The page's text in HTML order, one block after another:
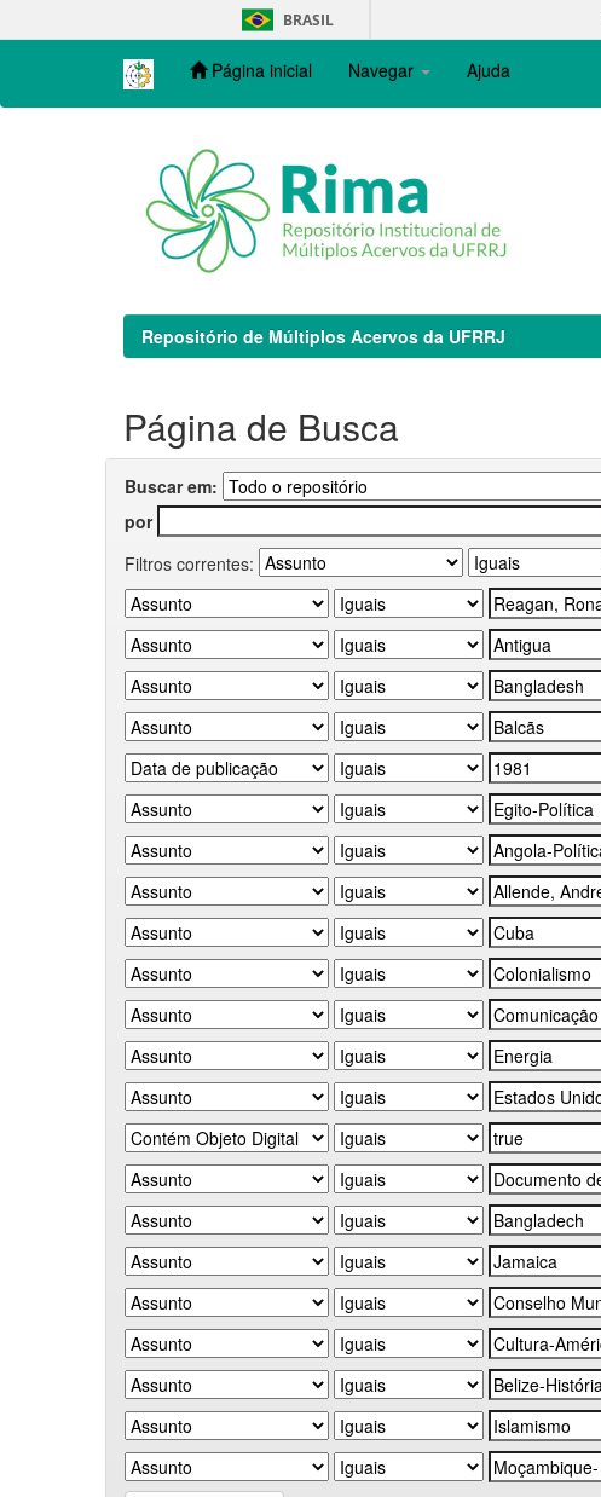
navigation
BRASIL
Página inicial Navegar Ajuda
Repositório de Múltiplos Acervos da UFRRJ
Página de Busca
Buscar em:
por
Filtros correntes: